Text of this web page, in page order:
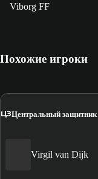
Viborg FF
Похожие игроки
ЦЗЦентральный защитник
Virgil van Dijk